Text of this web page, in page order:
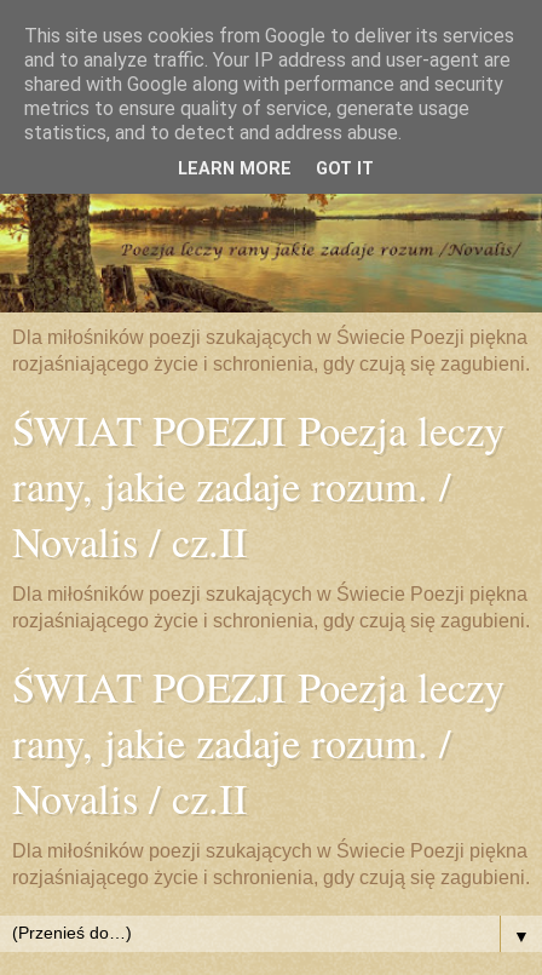
Dla miłośników poezji szukających w Świecie Poezji piękna
rozjaśniającego życie i schronienia, gdy czują się zagubieni.
ŚWIAT POEZJI Poezja leczy
rany, jakie zadaje rozum. /
Novalis / cz.II
Dla miłośników poezji szukających w Świecie Poezji piękna
rozjaśniającego życie i schronienia, gdy czują się zagubieni.
ŚWIAT POEZJI Poezja leczy
rany, jakie zadaje rozum. /
Novalis / cz.II
Dla miłośników poezji szukających w Świecie Poezji piękna
rozjaśniającego życie i schronienia, gdy czują się zagubieni.
▼
This site uses cookies from Google to deliver its services
and to analyze traffic. Your IP address and user-agent are
shared with Google along with performance and security
metrics to ensure quality of service, generate usage
statistics, and to detect and address abuse.
LEARN MORE GOT IT